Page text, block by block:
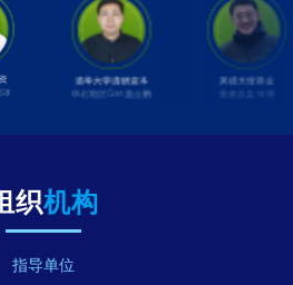
织机构
指导单位